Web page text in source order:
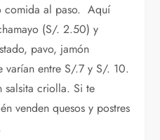
comida al paso. Aquí
(S/. 2.50) y
pavo, jamón
varían entre S/.7 y S/. 10.
salsita criolla. Si te
venden quesos y postres